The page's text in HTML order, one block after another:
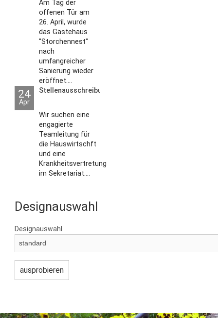
Am Tag der
offenen Tür am
26. April, wurde
das Gästehaus
"Storchennest"
nach
umfangreicher
Sanierung wieder
eröffnet....
24
Apr
Stellenausschreibungen
Wir suchen eine
engagierte
Teamleitung für
die Hauswirtschft
und eine
Krankheitsvertretung
im Sekretariat....
Designauswahl
Designauswahl